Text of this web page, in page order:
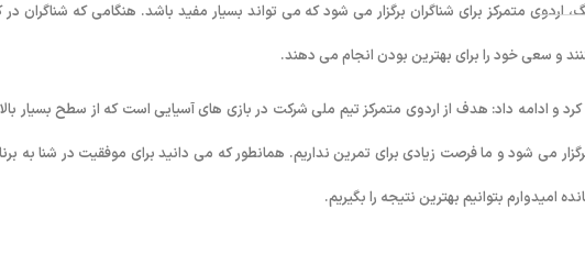
متمرکز برای شناگران برگزار می شود که می تواند بسیار مفید باشد. هنگامی که شناگران در
و سعی خود را برای بهترین بودن انجام می دهند.
و ادامه داد: هدف از اردوی متمرکز تیم ملی شرکت در بازی های آسیایی است که از سطح بسیار
می شود و ما فرصت زیادی برای تمرین نداریم. همانطور که می دانید برای موفقیت در شنا به
امیدوارم بتوانیم بهترین نتیجه را بگیریم.